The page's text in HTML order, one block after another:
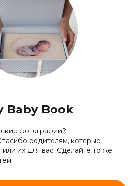
Baby Book
фотографии?
родителям, которые
их для вас. Сделайте то же